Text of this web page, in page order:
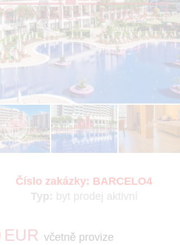
Číslo zakázky: BARCELO4
Typ: byt prodej aktivní
EUR včetně provize